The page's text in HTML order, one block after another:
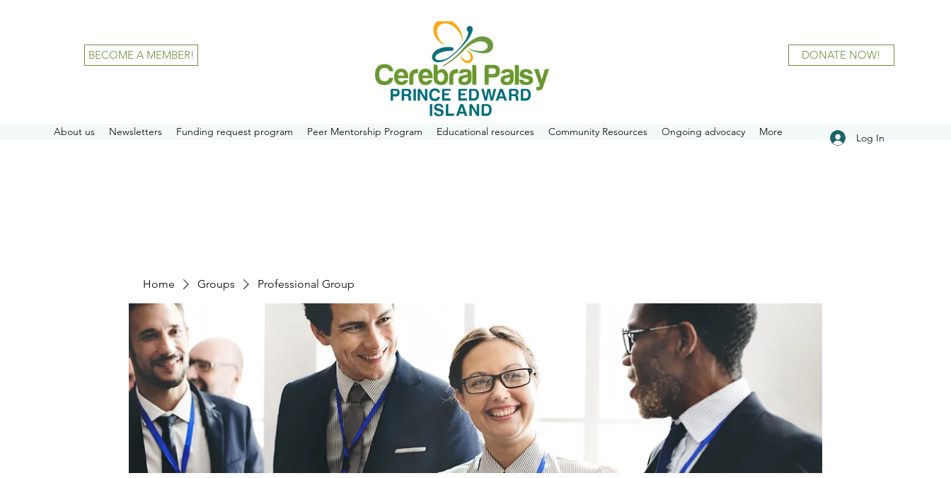
BECOME A MEMBER! DONATE NOW!
About us Newsletters Funding request program Peer Mentorship Program Educational resources Community Resources Ongoing advocacy More Log In
Home Groups Professional Group